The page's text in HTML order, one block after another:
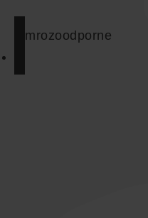
mrozoodporne